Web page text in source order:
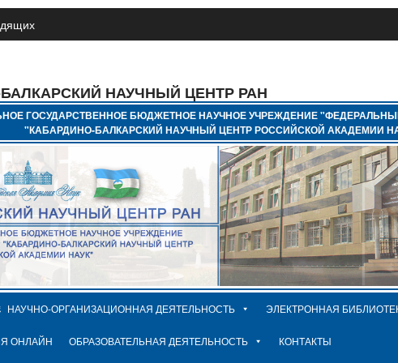
НАУЧНЫЙ ЦЕНТР РАН
ГОСУДАРСТВЕННОЕ БЮДЖЕТНОЕ НАУЧНОЕ УЧРЕЖДЕНИЕ
"КАБАРДИНО-БАЛКАРСКИЙ НАУЧНЫЙ ЦЕНТР РОССИЙСКОЙ АКАДЕМИИ
НАУЧНО-ОРГАНИЗАЦИОННАЯ ДЕЯТЕЛЬНОСТЬ ЭЛЕКТРОННАЯ
ОНЛАЙН ОБРАЗОВАТЕЛЬНАЯ ДЕЯТЕЛЬНОСТЬ КОНТАКТЫ